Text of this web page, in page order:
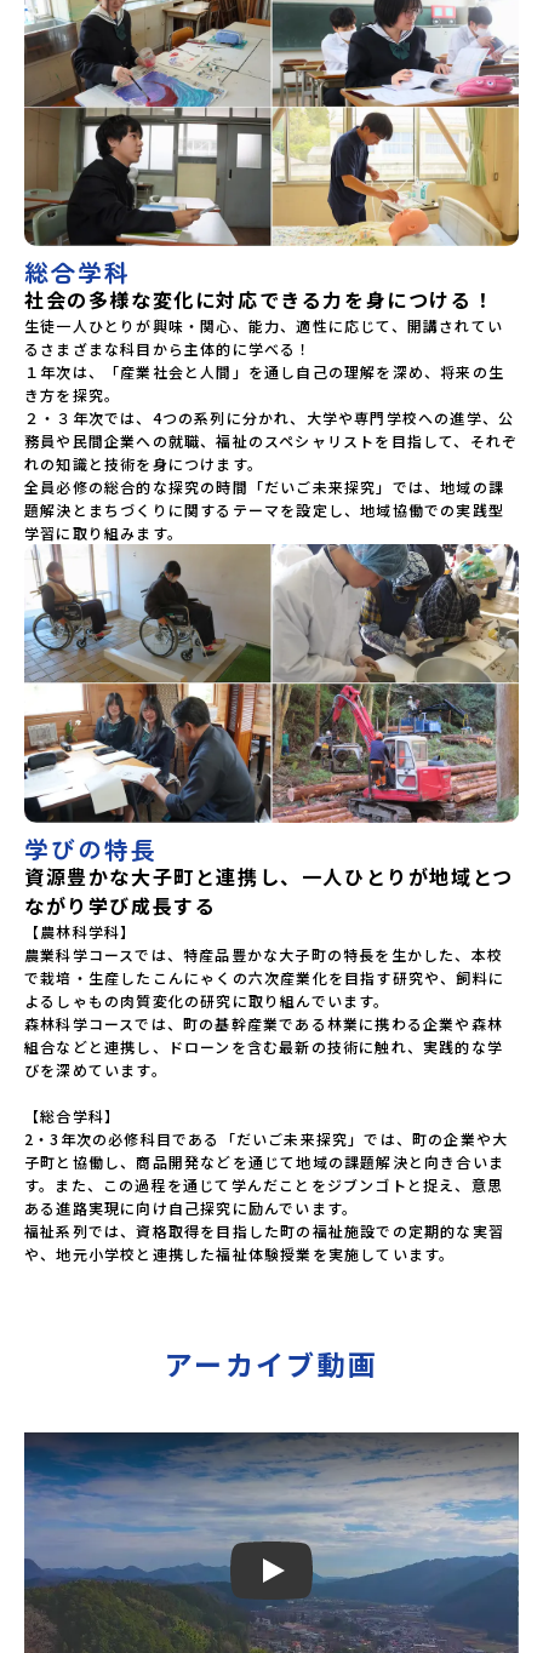
総合学科
社会の多様な変化に対応できる力を身につける！
生徒一人ひとりが興味・関心、能力、適性に応じて、開講されてい
るさまざまな科目から主体的に学べる！
１年次は、「産業社会と人間」を通し自己の理解を深め、将来の生
き方を探究。
２・３年次では、4つの系列に分かれ、大学や専門学校への進学、公
務員や民間企業への就職、福祉のスペシャリストを目指して、それぞ
れの知識と技術を身につけます。
全員必修の総合的な探究の時間「だいご未来探究」では、地域の課
題解決とまちづくりに関するテーマを設定し、地域協働での実践型
学習に取り組みます。
学びの特長
資源豊かな大子町と連携し、一人ひとりが地域とつ
ながり学び成長する
【農林科学科】
農業科学コースでは、特産品豊かな大子町の特長を生かした、本校
で栽培・生産したこんにゃくの六次産業化を目指す研究や、飼料に
よるしゃもの肉質変化の研究に取り組んでいます。
森林科学コースでは、町の基幹産業である林業に携わる企業や森林
組合などと連携し、ドローンを含む最新の技術に触れ、実践的な学
びを深めています。
【総合学科】
2・3年次の必修科目である「だいご未来探究」では、町の企業や大
子町と協働し、商品開発などを通じて地域の課題解決と向き合いま
す。また、この過程を通じて学んだことをジブンゴトと捉え、意思
ある進路実現に向け自己探究に励んでいます。
福祉系列では、資格取得を目指した町の福祉施設での定期的な実習
アーカイブ動画
Play